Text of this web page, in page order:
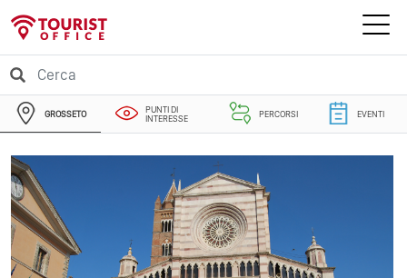
GROSSETO
PUNTI DI
INTERESSE
PERCORSI EVENTI